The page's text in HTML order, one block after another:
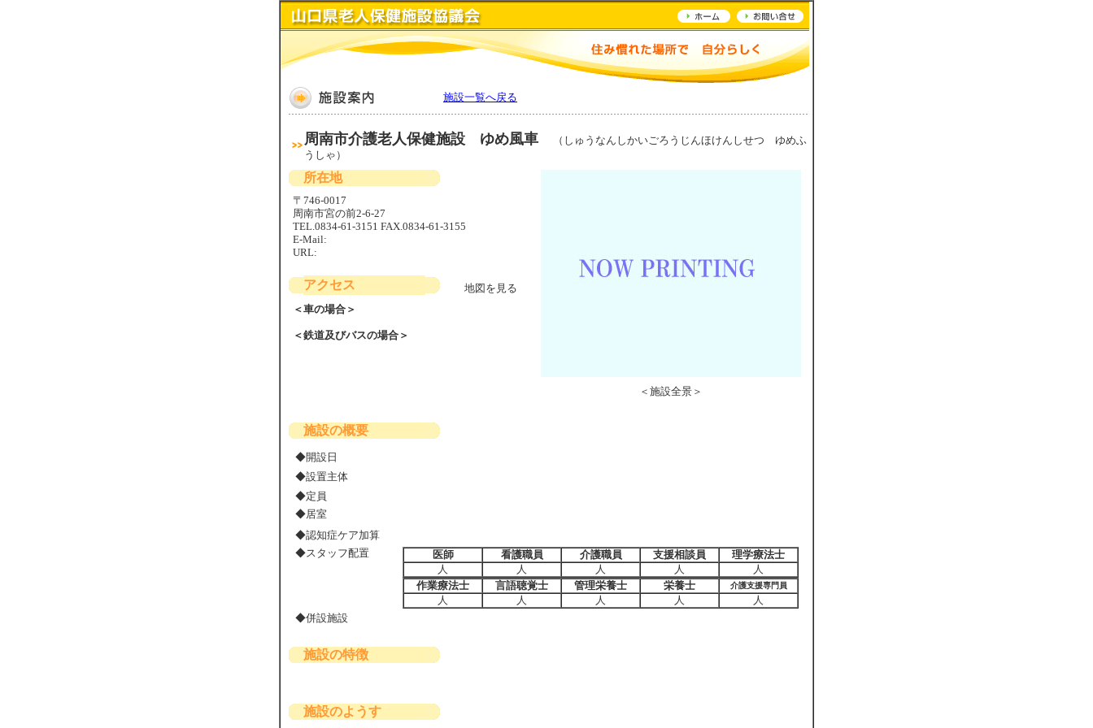
施設一覧へ戻る
周南市介護老人保健施設 ゆめ風車
（しゅうなんしかいごろうじんほけんしせつ ゆめふ
うしゃ）
所在地
〒746-0017
周南市宮の前2-6-27
TEL.0834-61-3151 FAX.0834-61-3155
E-Mail:
URL:
アクセス
地図を見る
＜車の場合＞
＜鉄道及びバスの場合＞
＜施設全景＞
施設の概要
◆開設日
◆設置主体
◆定員
◆居室
◆認知症ケア加算
◆スタッフ配置
医師 看護職員 介護職員 支援相談員
理学療法士
人
人 人 人
人
作業療法士
言語聴覚士 管理栄養士 栄養士 介護支援専門員
人 人 人 人
人
◆併設施設
施設の特徴
施設のようす